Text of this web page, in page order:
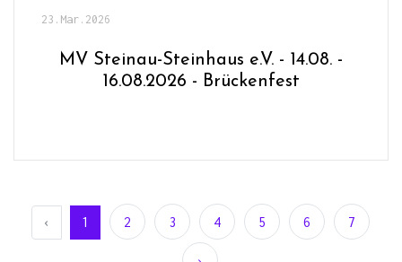
23.Mar.2026
MV Steinau-Steinhaus e.V. - 14.08. -
16.08.2026 - Brückenfest
‹ 1 2 3 4 5 6 7